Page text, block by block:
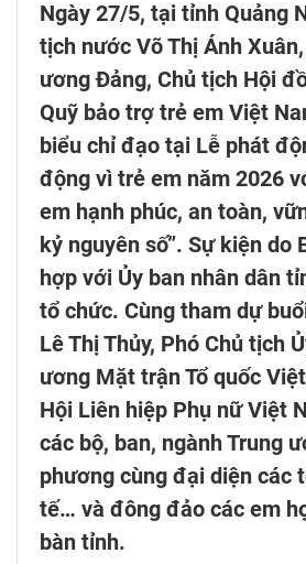
Ngày 27/5, tại tỉnh Quảng
tịch nước Võ Thị Ánh
ương Đảng, Chủ tịch Hội
Quỹ bảo trợ trẻ em Việt
biểu chỉ đạo tại Lễ phát
động vì trẻ em năm 2026
em hạnh phúc, an toàn,
kỷ nguyên số”. Sự kiện do
hợp với Ủy ban nhân dân
tổ chức. Cùng tham dự
Lê Thị Thủy, Phó Chủ tịch
ương Mặt trận Tổ quốc
Hội Liên hiệp Phụ nữ Việt
các bộ, ban, ngành Trung
phương cùng đại diện các
tế… và đông đảo các em
bàn tỉnh.